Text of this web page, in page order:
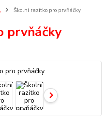
Školní razítko pro prvňáčky
prvňáčky